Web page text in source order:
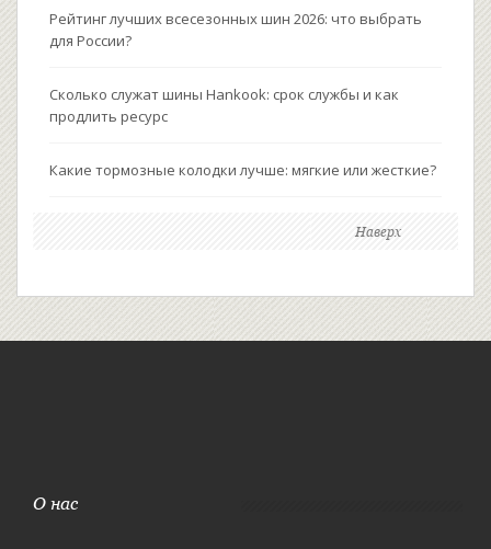
Рейтинг лучших всесезонных шин 2026: что выбрать
для России?
Сколько служат шины Hankook: срок службы и как
продлить ресурс
Какие тормозные колодки лучше: мягкие или жесткие?
Наверх
О нас